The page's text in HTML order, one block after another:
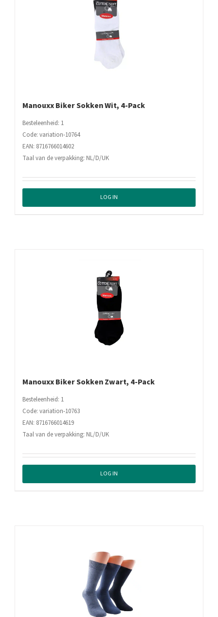
Manouxx Biker Sokken Wit, 4-Pack
Besteleenheid: 1
Code: variation-10764
EAN: 8716766014602
Taal van de verpakking: NL/D/UK
LOG IN
Manouxx Biker Sokken Zwart, 4-Pack
Besteleenheid: 1
Code: variation-10763
EAN: 8716766014619
Taal van de verpakking: NL/D/UK
LOG IN